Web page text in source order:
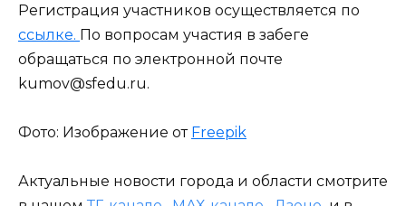
Регистрация участников осуществляется по
ссылке. По вопросам участия в забеге
обращаться по электронной почте
kumov@sfedu.ru.
Фото: Изображение от Freepik
Актуальные новости города и области смотрите